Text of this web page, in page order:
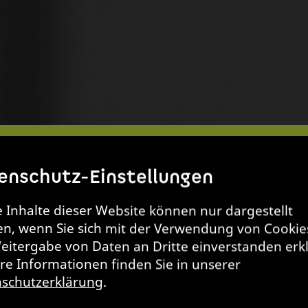
Einstellungen
Inhalte dieser Website können nur dargestellt
wenn Sie sich mit der Verwendung von
von Daten an Dritte einverstanden
Informationen finden Sie in unserer
.